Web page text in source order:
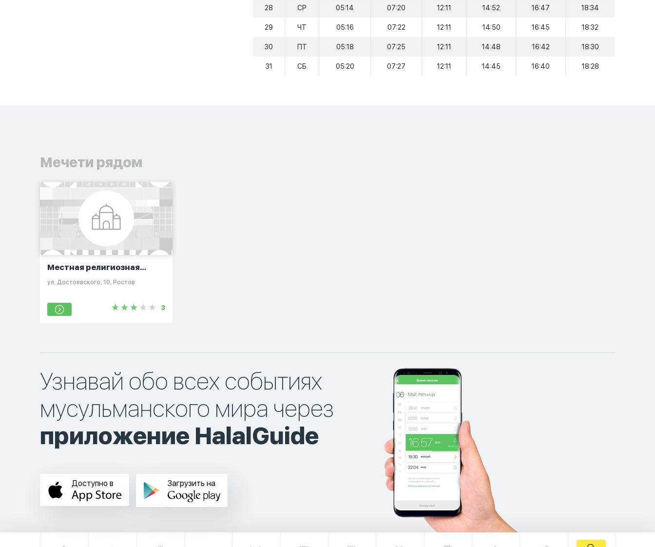
28 СР 05:14 07:20 12:11 14:52 16:47 18:34
29 ЧТ 05:16 07:22 12:11 14:50 16:45 18:32
30 ПТ 05:18 07:25 12:11 14:48 16:42 18:30
31 СБ 05:20 07:27 12:11 14:45 16:40 18:28
Мечети рядом
Местная религиозная
организация мусульман
ул. Достоевского, 10, Ростов
3
Узнавай обо всех событиях
мусульманского мира через
приложение HalalGuide
Доступно в Загрузить на